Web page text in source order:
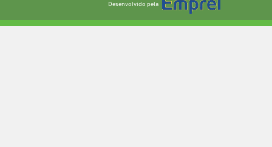
Desenvolvido pela